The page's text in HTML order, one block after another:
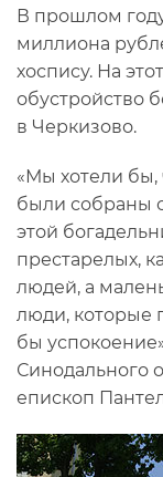
В прошлом
миллиона
хоспису. На
обустройство
в Черкизово.
«Мы хотели бы,
были собраны
этой
престарелых,
людей, а
люди, которые
бы
Синодального
епископ